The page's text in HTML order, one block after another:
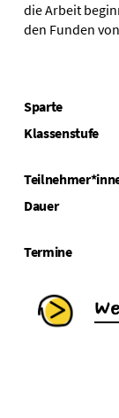
die Arbeit
den Funden
Sparte
Klassenstufe
Dauer
Termine